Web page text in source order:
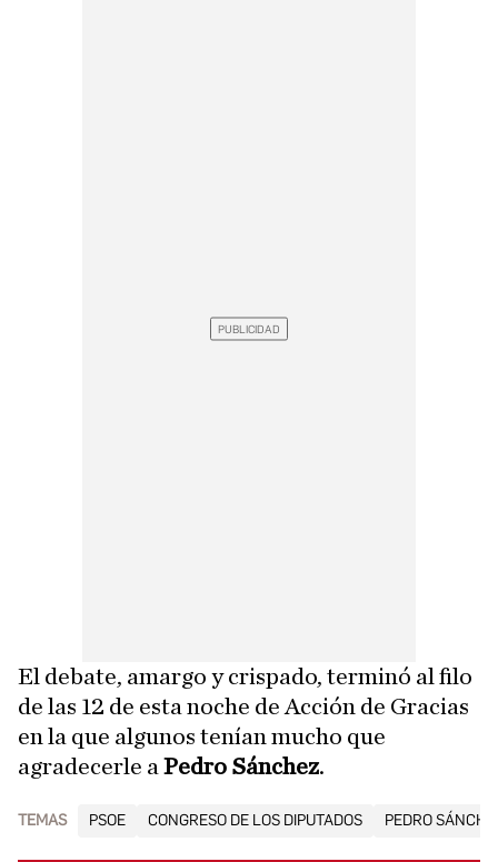
El debate, amargo y crispado, terminó al filo
de las 12 de esta noche de Acción de Gracias
en la que algunos tenían mucho que
agradecerle a Pedro Sánchez.
TEMAS PSOE CONGRESO DE LOS DIPUTADOS PEDRO